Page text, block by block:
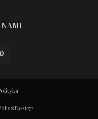
NAMI